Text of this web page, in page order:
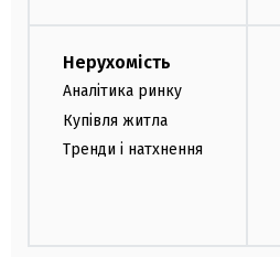
Нерухомість
Аналітика ринку
Купівля житла
Тренди і натхнення